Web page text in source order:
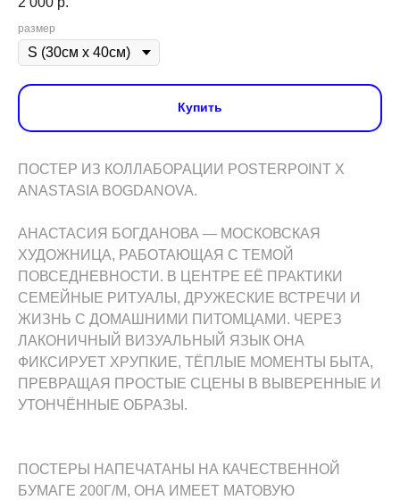
размер
Купить
ПОСТЕР ИЗ КОЛЛАБОРАЦИИ POSTERPOINT X
ANASTASIA BOGDANOVA.
АНАСТАСИЯ БОГДАНОВА — МОСКОВСКАЯ
ХУДОЖНИЦА, РАБОТАЮЩАЯ С ТЕМОЙ
ПОВСЕДНЕВНОСТИ. В ЦЕНТРЕ ЕЁ ПРАКТИКИ
СЕМЕЙНЫЕ РИТУАЛЫ, ДРУЖЕСКИЕ ВСТРЕЧИ И
ЖИЗНЬ С ДОМАШНИМИ ПИТОМЦАМИ. ЧЕРЕЗ
ЛАКОНИЧНЫЙ ВИЗУАЛЬНЫЙ ЯЗЫК ОНА
ФИКСИРУЕТ ХРУПКИЕ, ТЁПЛЫЕ МОМЕНТЫ БЫТА,
ПРЕВРАЩАЯ ПРОСТЫЕ СЦЕНЫ В ВЫВЕРЕННЫЕ И
УТОНЧЁННЫЕ ОБРАЗЫ.
ПОСТЕРЫ НАПЕЧАТАНЫ НА КАЧЕСТВЕННОЙ
БУМАГЕ 200Г/М, ОНА ИМЕЕТ МАТОВУЮ